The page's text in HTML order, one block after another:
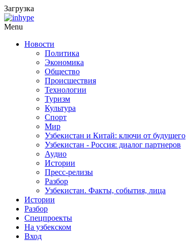
Загрузка
Menu
Новости
Политика
Экономика
Общество
Происшествия
Технологии
Туризм
Культура
Спорт
Мир
Узбекистан и Китай: ключи от будущего
Узбекистан - Россия: диалог партнеров
Аудио
Истории
Пресс-релизы
Разбор
Узбекистан. Факты, события, лица
Истории
Разбор
Спецпроекты
На узбекском
Вход